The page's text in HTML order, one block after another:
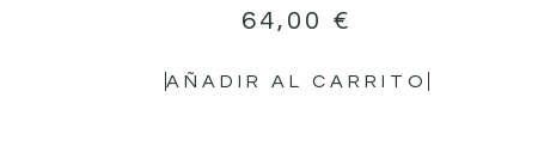
64,00 €
AÑADIR AL CARRITO